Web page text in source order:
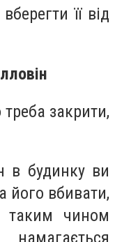
її від
треба закрити,
в будинку ви
його вбивати,
таким чином